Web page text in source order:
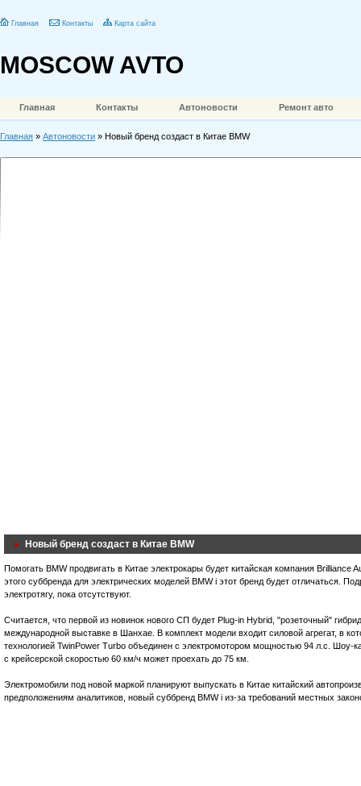
Главная Контакты Карта сайта
MOSCOW AVTO
Главная Контакты Автоновости Ремонт авто
Главная » Автоновости » Новый бренд создаст в Китае BMW
Новый бренд создаст в Китае BMW
Помогать BMW продвигать в Китае электрокары будет китайская компания
этого суббренда для электрических моделей BMW i этот бренд будет отличаться.
электротягу, пока отсутствуют.
Считается, что первой из новинок нового СП будет Plug-in Hybrid, "розеточный"
международной выставке в Шанхае. В комплект модели входит силовой агрегат, в
технологией TwinPower Turbo объединен с электромотором мощностью 94 л.с. Шоу-
с крейсерской скоростью 60 км/ч может проехать до 75 км.
Электромобили под новой маркой планируют выпускать в Китае китайский
предположениям аналитиков, новый суббренд BMW i из-за требований местных